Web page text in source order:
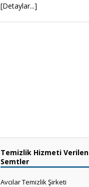
[Detaylar...]
Temizlik Hizmeti Verilen
Semtler
Avcılar Temizlik Şirketi